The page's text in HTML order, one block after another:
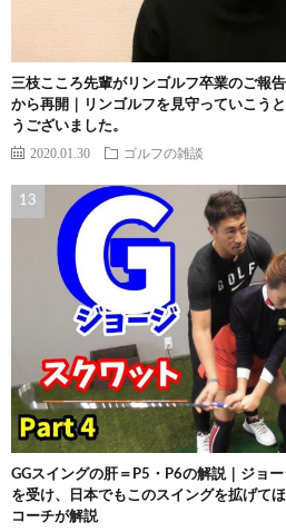
三枝こころ先輩がリンゴルフ卒業のご報
から再開｜リンゴルフを見守っていこう
うございました。
2020.01.30 ゴルフの雑談
GGスイングの肝＝P5・P6の解説｜ジョ
を受け、日本でもこのスイングを拡げて
コーチが解説